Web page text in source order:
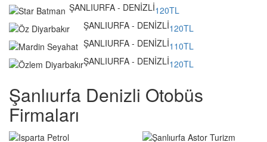
ŞANLIURFA - DENİZLİ120TL
ŞANLIURFA - DENİZLİ120TL
ŞANLIURFA - DENİZLİ110TL
ŞANLIURFA - DENİZLİ120TL
Şanlıurfa Denizli Otobüs
Firmaları